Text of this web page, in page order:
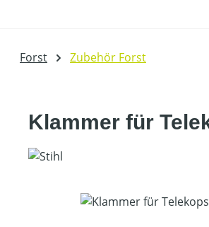
Forst Zubehör Forst
Klammer für
Bildergalerie überspringen